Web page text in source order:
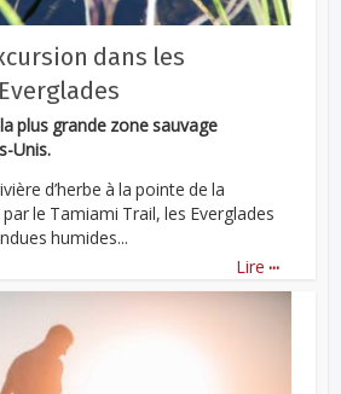
dans les
Everglades
plus grande zone sauvage
Unis.
d’herbe à la pointe de la
le Tamiami Trail, les Everglades
humides...
Lire ...